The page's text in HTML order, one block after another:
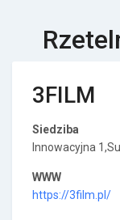
3FILM
Siedziba
Innowacyjna
WWW
https://3film.pl/